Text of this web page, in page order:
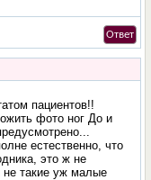
Ответ
пациентов!!
фото ног До и
естественно, что
это ж не
не такие уж малые